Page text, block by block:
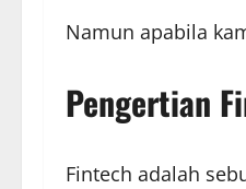
Namun apabila
Pengertian
Fintech adalah